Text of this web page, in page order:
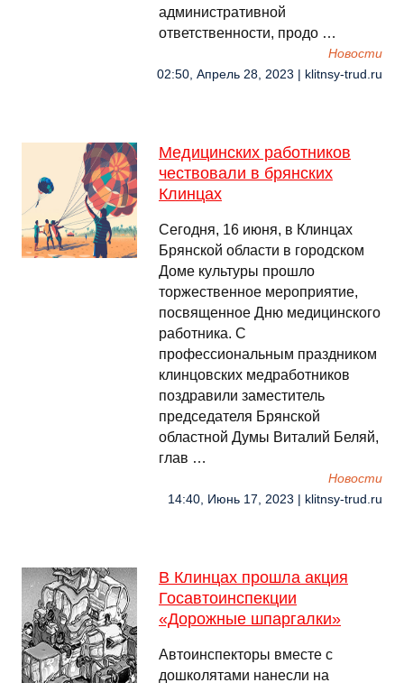
административной
ответственности, продо …
Новости
02:50, Апрель 28, 2023 | klitnsy-trud.ru
Медицинских работников
чествовали в брянских
Клинцах
Сегодня, 16 июня, в Клинцах
Брянской области в городском
Доме культуры прошло
торжественное мероприятие,
посвященное Дню медицинского
работника. С
профессиональным праздником
клинцовских медработников
поздравили заместитель
председателя Брянской
областной Думы Виталий Беляй,
глав …
Новости
14:40, Июнь 17, 2023 | klitnsy-trud.ru
В Клинцах прошла акция
Госавтоинспекции
«Дорожные шпаргалки»
Автоинспекторы вместе с
дошколятами нанесли на